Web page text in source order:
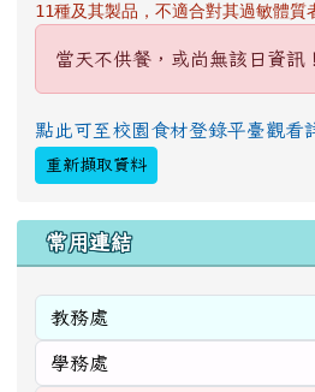
11種及其製品，不適合對其過敏體質
當天不供餐，或尚無該日資訊！
點此可至校園食材登錄平臺觀看
重新擷取資料
右邊區域內容
常用連結